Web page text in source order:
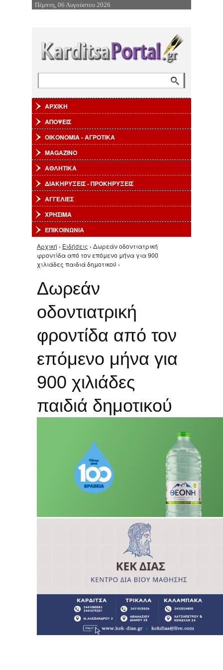
Επιστροφή στην Πλοήγηση
Πέμπτη, 06 Αυγούστου 2026
ΑΡΧΙΚΗ
ΑΠΟΨΕΙΣ
ΟΙΚΟΝΟΜΙΑ - ΑΓΡΟΤΙΚΑ
MAGAZINO
ΑΘΛΗΤΙΚΑ
ΔΙΑΚΗΡΥΞΕΙΣ - ΠΡΟΚΗΡΥΞΕΙΣ
ΑΓΓΕΛΙΕΣ
ΧΡΗΣΙΜΑ
ΕΠΙΚΟΙΝΩΝΙΑ
Είστε εδώ
Αρχική › Ειδήσεις › Δωρεάν οδοντιατρική
φροντίδα από τον επόμενο μήνα για 900
χιλιάδες παιδιά δημοτικού ›
Δωρεάν
οδοντιατρική
φροντίδα από τον
επόμενο μήνα για
900 χιλιάδες
παιδιά δημοτικού